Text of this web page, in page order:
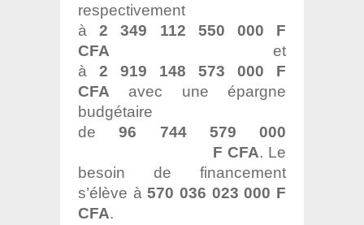
respectivement
à2 349 112 550 000 F
CFA et
à 2 919 148 573 000
F
CFA avec une épargne
budgétaire
de96 744 579 000
F CFA. Le
besoin de financement
s’élève à570 036 023 000 F
CFA.